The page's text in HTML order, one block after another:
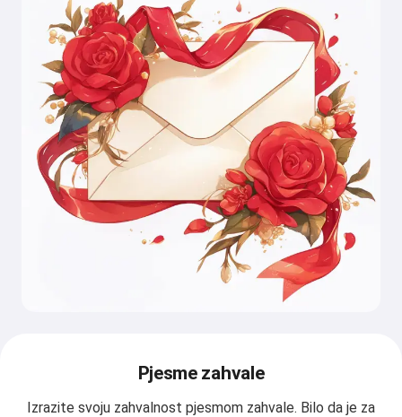
Pjesme zahvale
Izrazite svoju zahvalnost pjesmom zahvale. Bilo da je za